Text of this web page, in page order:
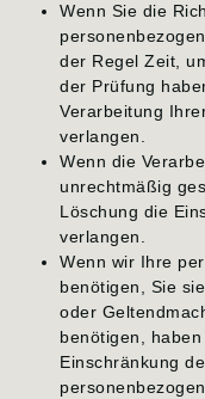
Wenn Sie die
der Regel Zeit,
der Prüfung
Verarbeitung
verlangen.
Wenn die
unrechtmäßig
Löschung die
verlangen.
Wenn wir Ihre
benötigen, Sie
oder
benötigen,
Einschränkung